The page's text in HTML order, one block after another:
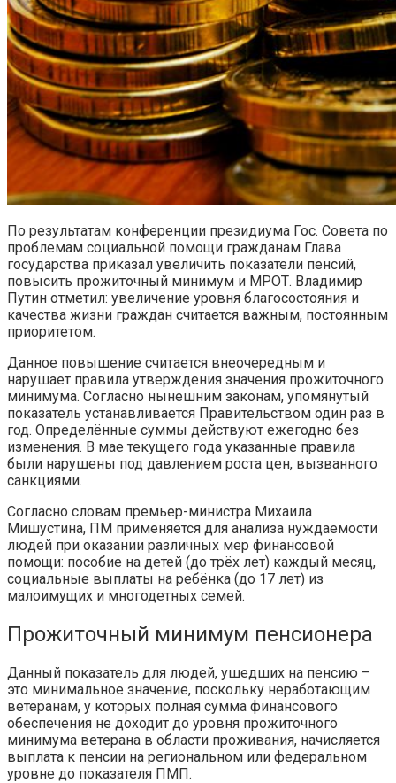
По результатам конференции президиума Гос. Совета по
проблемам социальной помощи гражданам Глава
государства приказал увеличить показатели пенсий,
повысить прожиточный минимум и МРОТ. Владимир
Путин отметил: увеличение уровня благосостояния и
качества жизни граждан считается важным, постоянным
приоритетом.
Данное повышение считается внеочередным и
нарушает правила утверждения значения прожиточного
минимума. Согласно нынешним законам, упомянутый
показатель устанавливается Правительством один раз в
год. Определённые суммы действуют ежегодно без
изменения. В мае текущего года указанные правила
были нарушены под давлением роста цен, вызванного
санкциями.
Согласно словам премьер-министра Михаила
Мишустина, ПМ применяется для анализа нуждаемости
людей при оказании различных мер финансовой
помощи: пособие на детей (до трёх лет) каждый месяц,
социальные выплаты на ребёнка (до 17 лет) из
малоимущих и многодетных семей.
Прожиточный минимум пенсионера
Данный показатель для людей, ушедших на пенсию –
это минимальное значение, поскольку неработающим
ветеранам, у которых полная сумма финансового
обеспечения не доходит до уровня прожиточного
минимума ветерана в области проживания, начисляется
выплата к пенсии на региональном или федеральном
уровне до показателя ПМП.